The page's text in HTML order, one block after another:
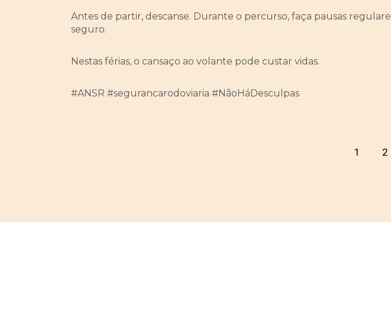
Antes de partir, descanse. Durante o percurso, faça pausas
seguro.
Nestas férias, o cansaço ao volante pode custar vidas.
#ANSR #segurancarodoviaria #NãoHáDesculpas
1 2